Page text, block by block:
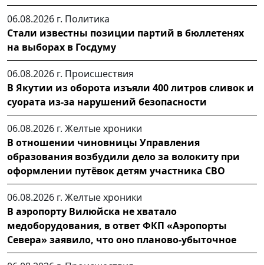
06.08.2026 г. Политика
Стали известны позиции партий в бюллетенях
на выборах в Госдуму
06.08.2026 г. Происшествия
В Якутии из оборота изъяли 400 литров сливок и
суората из-за нарушений безопасности
06.08.2026 г. Желтые хроники
В отношении чиновницы Управления
образования возбудили дело за волокиту при
оформлении путёвок детям участника СВО
06.08.2026 г. Желтые хроники
В аэропорту Вилюйска не хватало
медоборудования, в ответ ФКП «Аэропорты
Севера» заявило, что оно планово-убыточное